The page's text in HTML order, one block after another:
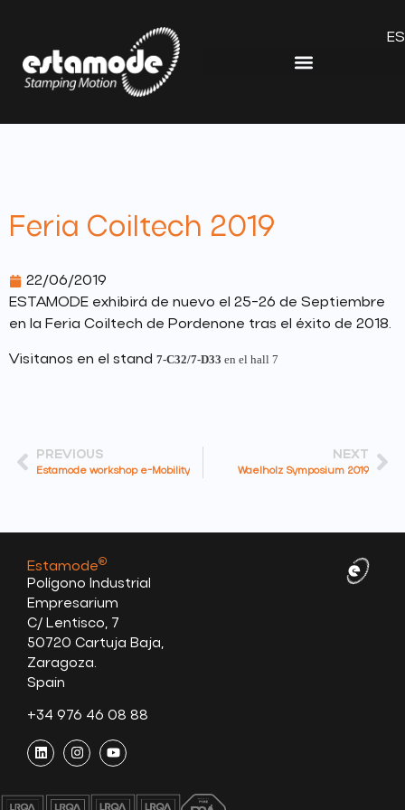
ES
Feria Coiltech 2019
22/06/2019
ESTAMODE exhibirá de nuevo el 25-26 de Septiembre
en la Feria Coiltech de Pordenone tras el éxito de 2018.
Visitanos en el stand 7-C32/7-D33 en el hall 7
PREVIOUS
Estamode workshop e-Mobility
NEXT
Waelholz Symposium 2019
Estamode®
Polígono Industrial
Empresarium
C/ Lentisco, 7
50720 Cartuja Baja,
Zaragoza.
Spain
+34 976 46 08 88